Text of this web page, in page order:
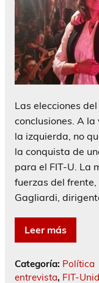
Las elecciones
conclusiones. A
la izquierda, no
la conquista de
para el FIT-U. La
fuerzas del
Gagliardi,
Leer más
Categoría: Política
entrevista, FIT-